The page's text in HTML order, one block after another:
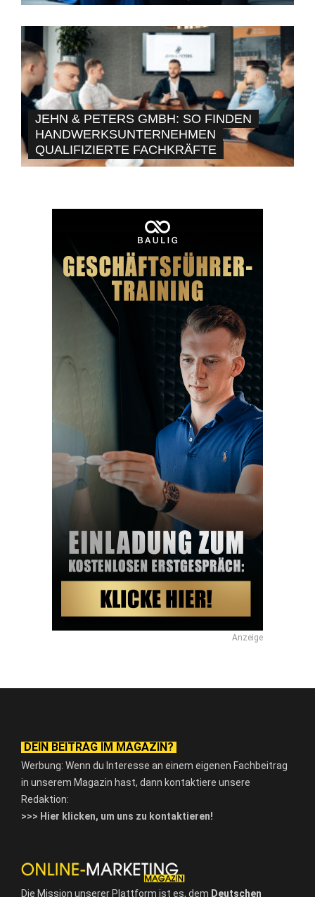
JEHN & PETERS GMBH: SO FINDEN
HANDWERKSUNTERNEHMEN
QUALIFIZIERTE FACHKRÄFTE
Anzeige
DEIN BEITRAG IM MAGAZIN?
Werbung: Wenn du Interesse an einem eigenen Fachbeitrag
in unserem Magazin hast, dann kontaktiere unsere
Redaktion:
>>> Hier klicken, um uns zu kontaktieren!
Die Mission unserer Plattform ist es, dem Deutschen